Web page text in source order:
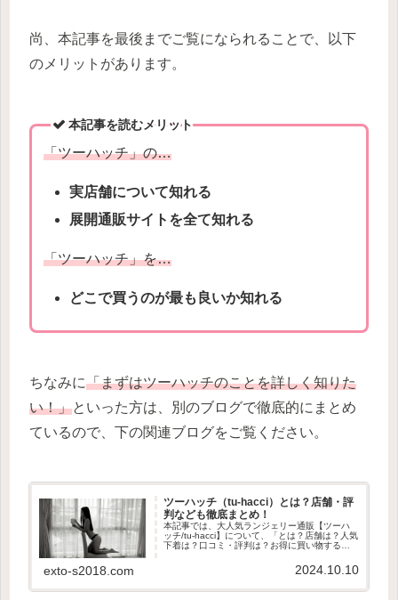
尚、本記事を最後までご覧になられることで、以下
のメリットがあります。
本記事を読むメリット
「ツーハッチ」の…
実店舗について知れる
展開通販サイトを全て知れる
「ツーハッチ」を…
どこで買うのが最も良いか知れる
ちなみに「まずはツーハッチのことを詳しく知りた
い！」といった方は、別のブログで徹底的にまとめ
ているので、下の関連ブログをご覧ください。
ツーハッチ（tu-hacci）とは？店舗・評
判なども徹底まとめ！
本記事では、大人気ランジェリー通販【ツーハ
ッチ/tu-hacci】について、「とは？店舗は？人気
下着は？口コミ・評判は？お得に買い物する方
愛くて安い下着ブランドを教えてほしい…」と
exto-s2018.com 2024.10.10